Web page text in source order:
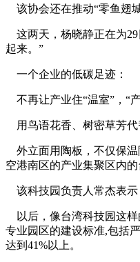
该协会还在推动“零鱼翅
这两天，杨晓静正在为29
起来。”
一个企业的低碳足迹：
不再让产业住“温室”，“
用鸟语花香、树密草芳代
外立面用陶板，不仅保温
空港南区的产业集聚区内的
该科技园负责人常杰表示
以后，像台湾科技园这样
专业园区的建设标准,包括
达到41%以上。